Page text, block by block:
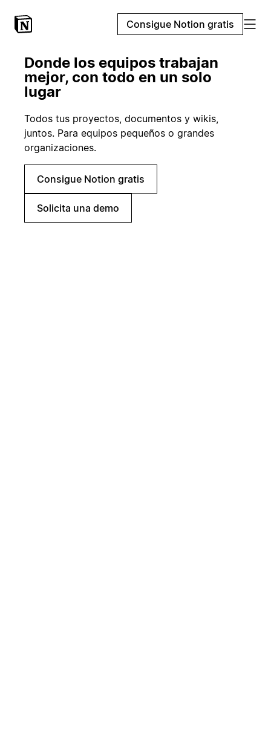
Consigue Notion gratis
Donde los equipos trabajan
mejor, con todo en un solo
lugar
Todos tus proyectos, documentos y wikis,
juntos. Para equipos pequeños o grandes
organizaciones.
Consigue Notion gratis
Solicita una demo